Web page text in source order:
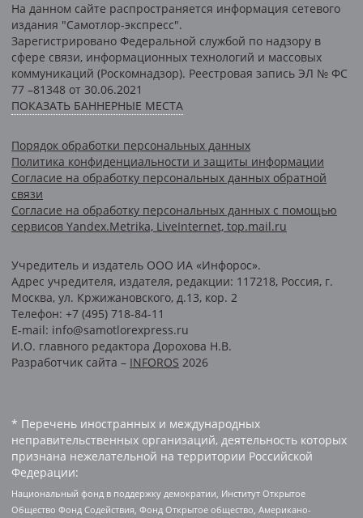
На данном сайте распространяется информация сетевого
издания "Самотлор-экспресс".
Зарегистрировано Федеральной службой по надзору в
сфере связи, информационных технологий и массовых
коммуникаций (Роскомнадзор). Реестровая запись ЭЛ № ФС
77 –81348 от 30.06.2021
ПОКАЗАТЬ БАННЕРНЫЕ МЕСТА
Порядок обработки персональных данных
Политика конфиденциальности и защиты информации
Согласие на обработку персональных данных обратной
связи
Согласие на обработку персональных данных с помощью
сервисов Yandex.Metrika, LiveInternet, top.mail.ru
Учредитель и издатель ООО ИА «Инфорос».
Адрес учредителя, издателя, редакции: 117218, Россия, г.
Москва, ул. Кржижановского, д.13, кор. 2
Телефон: +7 (495) 718-84-11
E-mail: info@samotlorexpress.ru
И.О. главного редактора Дорохова Н.В.
Разработчик сайта – INFOROS 2026
* Перечень иностранных и международных
неправительственных организаций, деятельность которых
признана нежелательной на территории Российской
Федерации:
Национальный фонд в поддержку демократии, Институт Открытое
Общество Фонд Содействия, Фонд Открытое общество, Американо-